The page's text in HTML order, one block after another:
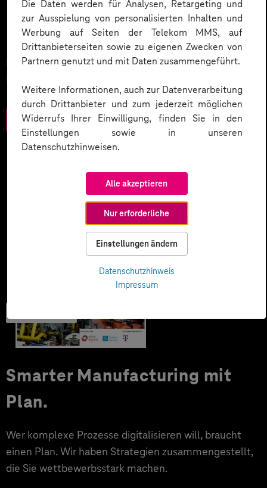
Die Daten werden für Analysen, Retargeting und
zur Ausspielung von personalisierten Inhalten und
Werbung auf Seiten der Telekom MMS, auf
Drittanbieterseiten sowie zu eigenen Zwecken von
Partnern genutzt und mit Daten zusammengeführt.
Weitere Informationen, auch zur Datenverarbeitung
durch Drittanbieter und zum jederzeit möglichen
Widerrufs Ihrer Einwilligung, finden Sie in den
Einstellungen sowie in unseren
Datenschutzhinweisen.
Alle akzeptieren
Nur erforderliche
Einstellungen ändern
Datenschutzhinweis
Impressum
Morgen gestalten.
Neue Chancen für Gesundheitsfürsorge und
Prävention.
Zum Download
Smarter Manufacturing mit
Plan.
Wer komplexe Prozesse digitalisieren will, braucht
einen Plan. Wir haben Strategien zusammengestellt,
die Sie wettbewerbsstark machen.